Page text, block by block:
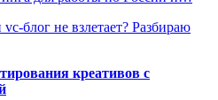
блог не взлетает? Разбираю
креативов с